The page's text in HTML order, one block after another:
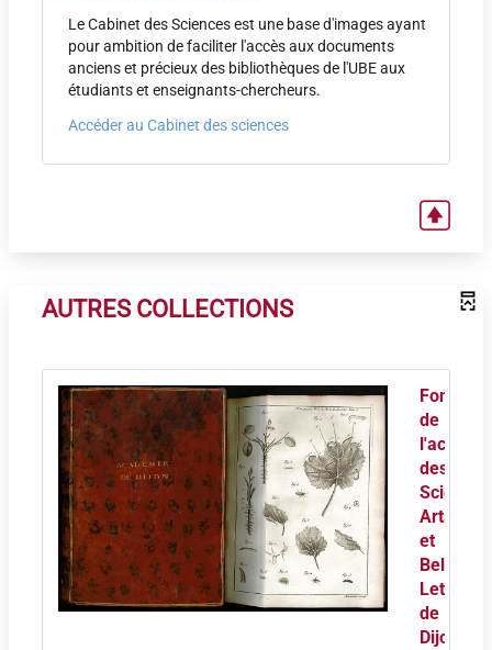
Le Cabinet des Sciences est une base d'images ayant
pour ambition de faciliter l'accès aux documents
anciens et précieux des bibliothèques de l'UBE aux
étudiants et enseignants-chercheurs.
Accéder au Cabinet des sciences
AUTRES COLLECTIONS
Fonds
de
des
Arts
et
Belles-
Lettres
de
Dijon